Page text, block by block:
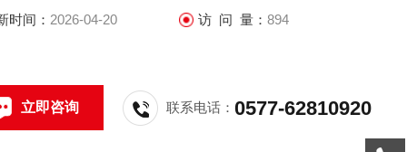
时间： 2026-04-20 访 问 量： 894
立即咨询 联系电话：0577-62810920